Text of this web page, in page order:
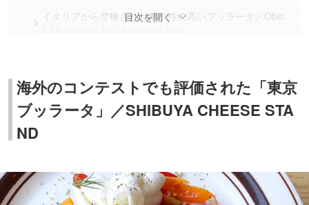
イタリアから空輸された希少性の高いブッラータ／Obic
目次を開く
海外のコンテストでも評価された「東京
ブッラータ」／SHIBUYA CHEESE STA
ND